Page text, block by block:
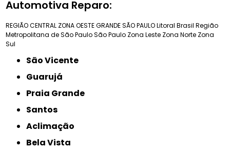
Automotiva Reparo:
REGIÃO CENTRAL ZONA OESTEGRANDE SÃO PAULOLitoral Brasil Região
Metropolitana de São PauloSão Paulo Zona Leste Zona Norte Zona
Sul
São Vicente
Guarujá
Praia Grande
Santos
Aclimação
Bela Vista